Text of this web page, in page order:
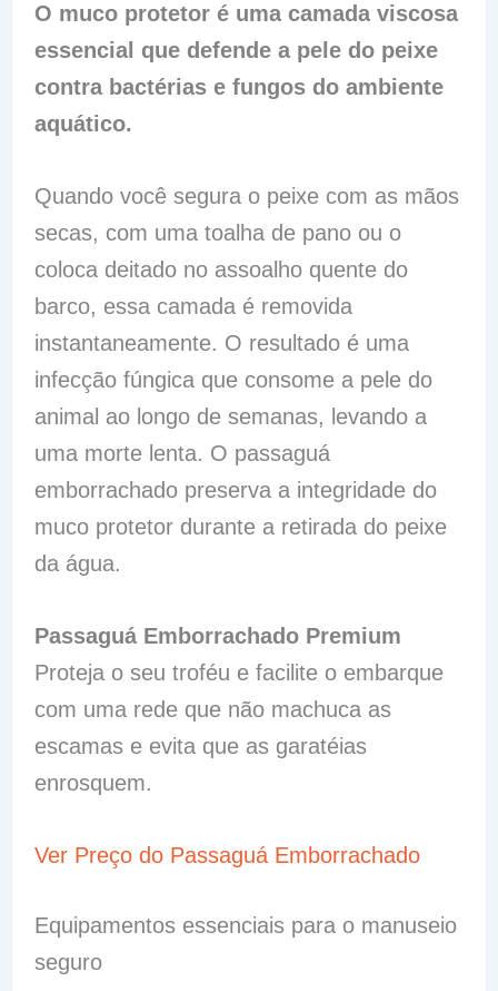
O muco protetor é uma camada viscosa
essencial que defende a pele do peixe
contra bactérias e fungos do ambiente
aquático.
Quando você segura o peixe com as mãos
secas, com uma toalha de pano ou o
coloca deitado no assoalho quente do
barco, essa camada é removida
instantaneamente. O resultado é uma
infecção fúngica que consome a pele do
animal ao longo de semanas, levando a
uma morte lenta. O passaguá
emborrachado preserva a integridade do
muco protetor durante a retirada do peixe
da água.
Passaguá Emborrachado Premium
Proteja o seu troféu e facilite o embarque
com uma rede que não machuca as
escamas e evita que as garatéias
enrosquem.
Ver Preço do Passaguá Emborrachado
Equipamentos essenciais para o manuseio
seguro